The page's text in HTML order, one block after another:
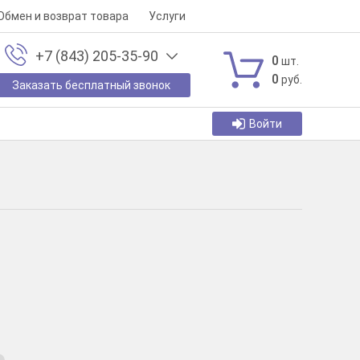
и возврат товара Услуги
+7 (843) 205-35-90
Заказать бесплатный звонок
0 шт.
0 руб.
Войти